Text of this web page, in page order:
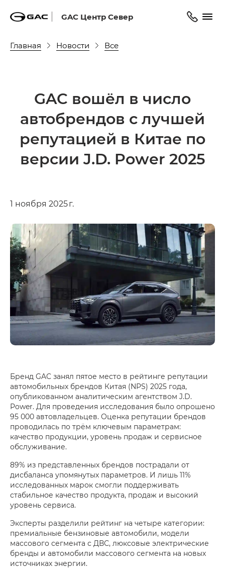
GAC Центр Север
Главная Новости Все
GAC вошёл в число
автобрендов с лучшей
репутацией в Китае по
версии J.D. Power 2025
1 ноября 2025 г.
Бренд GAC занял пятое место в рейтинге репутации
автомобильных брендов Китая (NPS) 2025 года,
опубликованном аналитическим агентством J.D.
Power. Для проведения исследования было опрошено
95 000 автовладельцев. Оценка репутации брендов
проводилась по трём ключевым параметрам:
качество продукции, уровень продаж и сервисное
обслуживание.
89% из представленных брендов пострадали от
дисбаланса упомянутых параметров. И лишь 11%
исследованных марок смогли поддерживать
стабильное качество продукта, продаж и высокий
уровень сервиса.
Эксперты разделили рейтинг на четыре категории:
премиальные бензиновые автомобили, модели
массового сегмента с ДВС, люксовые электрические
бренды и автомобили массового сегмента на новых
источниках энергии.